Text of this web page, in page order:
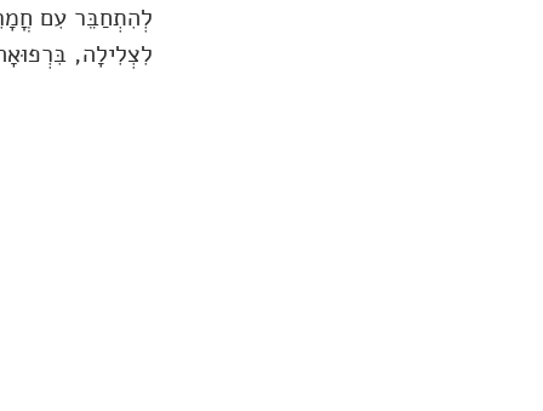
לְהִתְחַבֵּר עִם
לִצְלִילָה,